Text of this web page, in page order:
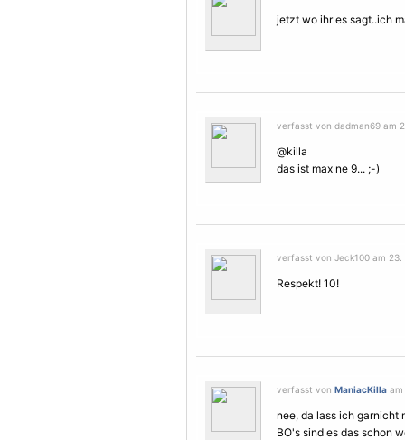
jetzt wo ihr es sagt..ich
verfasst von dadman69 am
@killa
das ist max ne 9... ;-)
verfasst von Jeck100 am 23.
Respekt! 10!
verfasst von ManiacKilla am
nee, da lass ich garnicht
BO's sind es das schon